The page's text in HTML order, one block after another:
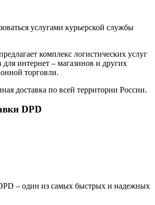
услугами курьерской службы
комплекс логистических услуг
для интернет – магазинов и других
торговли.
доставка по всей территории России.
DPD
– один из самых быстрых и надежных